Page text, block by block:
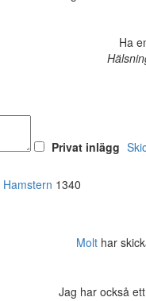
Ha
Privat inlägg
Hamstern 1340
Molthar
Jag har också